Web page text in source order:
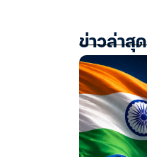
ข่าวล่าสุด